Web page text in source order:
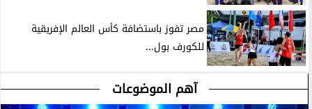
مصر تفوز باستضافة كأس العالم الإفريقية
للكورف بول...
آهم الموضوعات